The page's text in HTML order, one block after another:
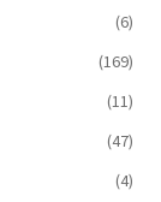
(6)
(169)
(11)
(47)
(4)